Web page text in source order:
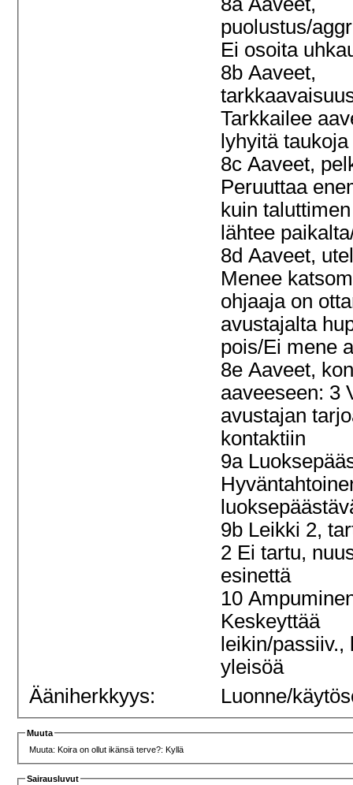
puolustus/
Ei osoita
8b Aaveet,
Tarkkailee
lyhyitä
8c Aaveet,
Peruuttaa
kuin
lähtee
8d Aaveet,
Menee
ohjaaja on
avustajalta
pois/Ei mene
8e Aaveet,
aaveeseen: 3
avustajan
kontaktiin
9a
9b Leikki 2,
2 Ei tartu,
esinettä
10
Keskeyttää
leikin/passiiv.,
yleisöä
Ääniherkkyys:
Luonne/
Muuta
Muuta: Koira on ollut ikänsä terve?: Kyllä
Sairausluvut